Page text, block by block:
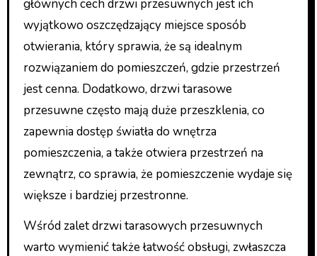
głównych cech drzwi przesuwnych jest ich
wyjątkowo oszczędzający miejsce sposób
otwierania, który sprawia, że są idealnym
rozwiązaniem do pomieszczeń, gdzie przestrzeń
jest cenna. Dodatkowo, drzwi tarasowe
przesuwne często mają duże przeszklenia, co
zapewnia dostęp światła do wnętrza
pomieszczenia, a także otwiera przestrzeń na
zewnątrz, co sprawia, że pomieszczenie wydaje się
większe i bardziej przestronne.
Wśród zalet drzwi tarasowych przesuwnych
warto wymienić także łatwość obsługi, zwłaszcza